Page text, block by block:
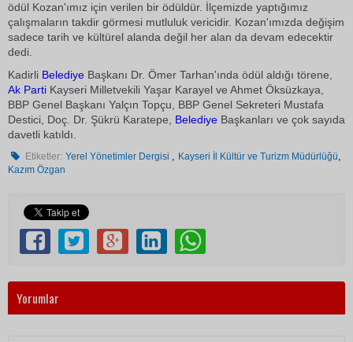
ödül Kozan'ımız için verilen bir ödüldür. İlçemizde yaptığımız
çalışmaların takdir görmesi mutluluk vericidir. Kozan'ımızda değişim
sadece tarih ve kültürel alanda değil her alan da devam edecektir
dedi.
Kadirli Belediye Başkanı Dr. Ömer Tarhan'ında ödül aldığı törene,
Ak Parti Kayseri Milletvekili Yaşar Karayel ve Ahmet Öksüzkaya,
BBP Genel Başkanı Yalçın Topçu, BBP Genel Sekreteri Mustafa
Destici, Doç. Dr. Şükrü Karatepe, Belediye Başkanları ve çok sayıda
davetli katıldı.
Etiketler: Yerel Yönetimler Dergisi , Kayseri İl Kültür ve Turizm Müdürlüğü,
Kazım Özgan
Yorumlar